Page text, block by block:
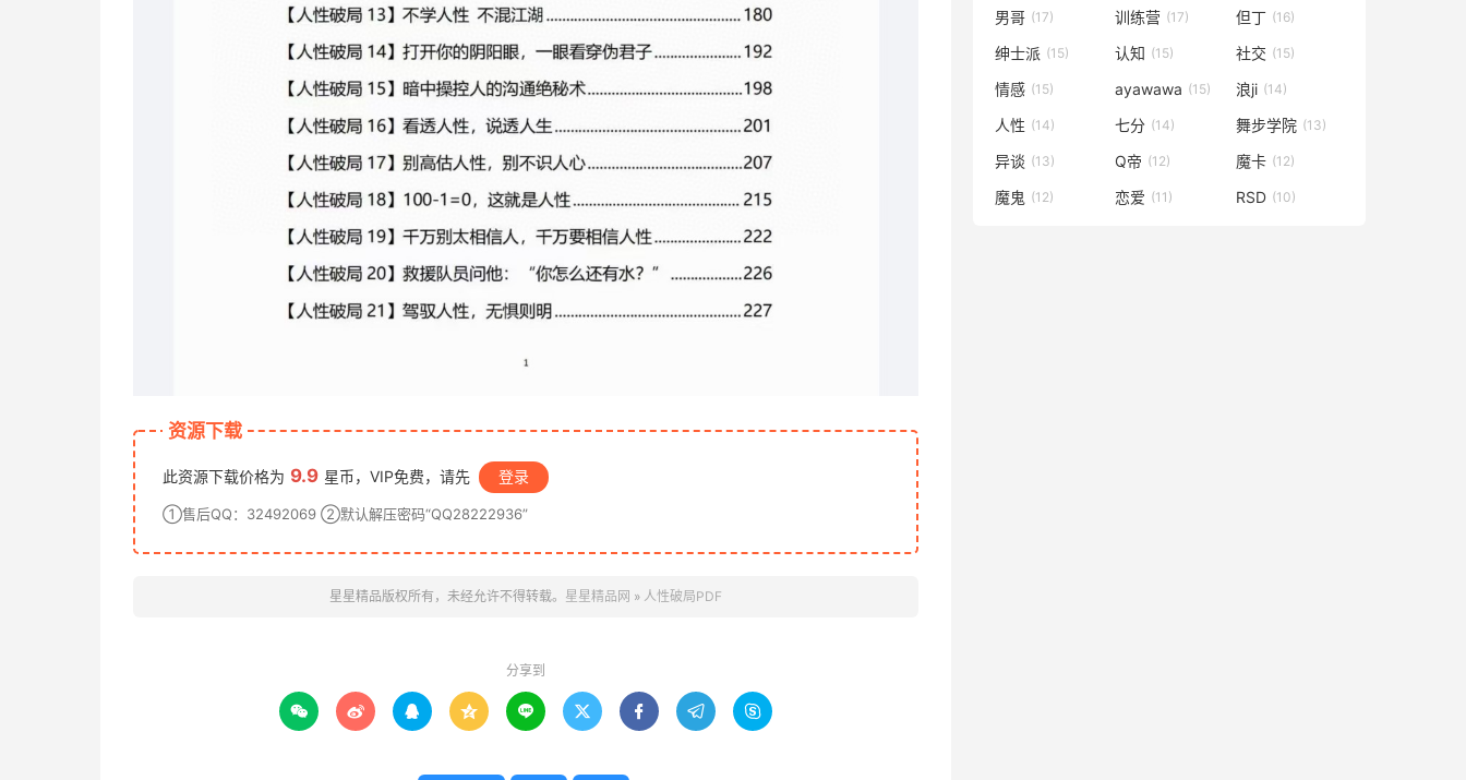
资源下载
此资源下载价格为 9.9 星币，VIP免费，请先 登录
①售后QQ：32492069 ②默认解压密码“QQ28222936”
星星精品版权所有，未经允许不得转载。 星星精品网 » 人性破局PDF
分享到
        
男哥 (17) 训练营 (17) 但丁 (16)
绅士派 (15) 认知 (15) 社交 (15)
情感 (15) ayawawa (15) 浪ji (14)
人性 (14) 七分 (14) 舞步学院 (13)
异谈 (13) Q帝 (12) 魔卡 (12)
魔鬼 (12) 恋爱 (11) RSD (10)